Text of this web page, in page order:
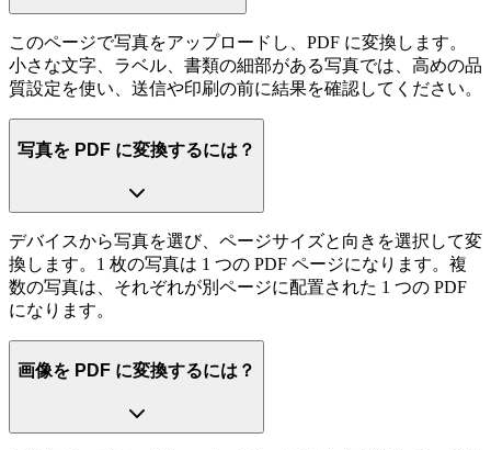
このページで写真をアップロードし、PDF に変換します。
小さな文字、ラベル、書類の細部がある写真では、高めの品
質設定を使い、送信や印刷の前に結果を確認してください。
写真を PDF に変換するには？
デバイスから写真を選び、ページサイズと向きを選択して変
換します。1 枚の写真は 1 つの PDF ページになります。複
数の写真は、それぞれが別ページに配置された 1 つの PDF
になります。
画像を PDF に変換するには？